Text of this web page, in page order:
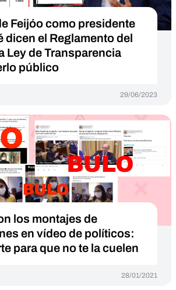
Feijóo como presidente
dicen el Reglamento del
Ley de Transparencia
público
29/06/2023
los montajes de
en vídeo de políticos:
para que no te la cuelen
28/01/2021